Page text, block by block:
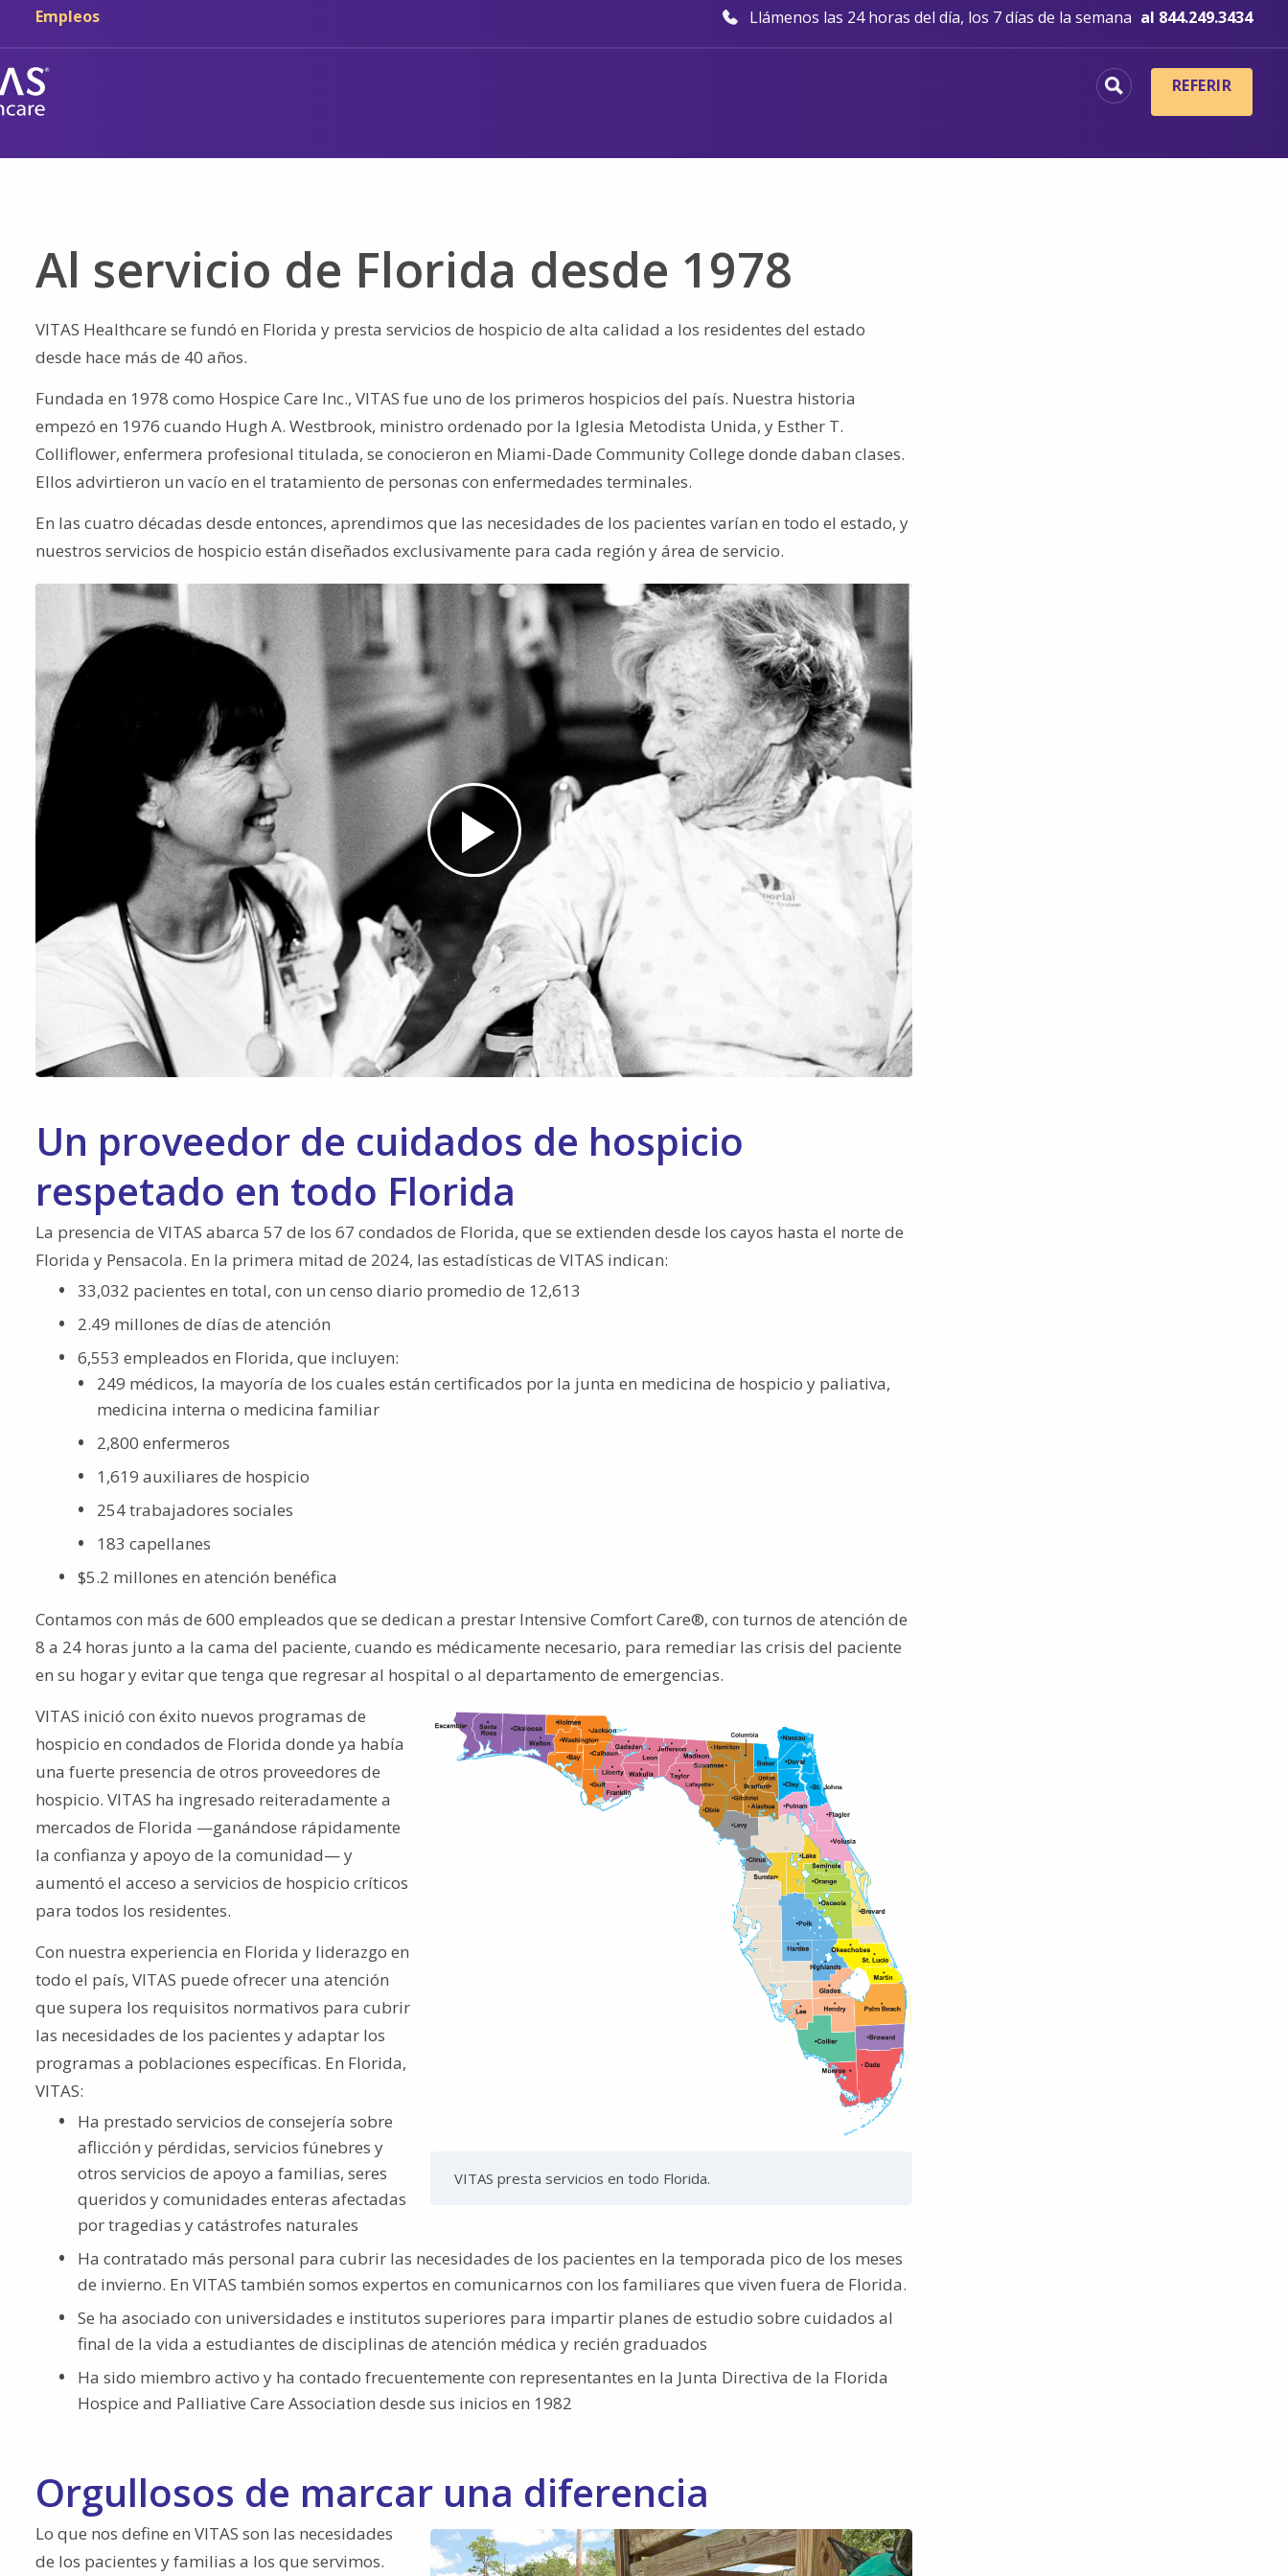
Ir al contenido principal
Ir a navegación
Empleos Llámenos las 24 horas del día, los 7 días de la semana al 844.249.3434
REFERIR
Al servicio de Florida desde 1978
VITAS Healthcare se fundó en Florida y presta servicios de hospicio de alta calidad a los residentes del estado
desde hace más de 40 años.
Fundada en 1978 como Hospice Care Inc., VITAS fue uno de los primeros hospicios del país. Nuestra historia
empezó en 1976 cuando Hugh A. Westbrook, ministro ordenado por la Iglesia Metodista Unida, y Esther T.
Colliflower, enfermera profesional titulada, se conocieron en Miami-Dade Community College donde daban clases.
Ellos advirtieron un vacío en el tratamiento de personas con enfermedades terminales.
En las cuatro décadas desde entonces, aprendimos que las necesidades de los pacientes varían en todo el estado, y
nuestros servicios de hospicio están diseñados exclusivamente para cada región y área de servicio.
Play
Video
Un proveedor de cuidados de hospicio
respetado en todo Florida
La presencia de VITAS abarca 57 de los 67 condados de Florida, que se extienden desde los cayos hasta el norte de
Florida y Pensacola. En la primera mitad de 2024, las estadísticas de VITAS indican:
33,032 pacientes en total, con un censo diario promedio de 12,613
2.49 millones de días de atención
6,553 empleados en Florida, que incluyen:
249 médicos, la mayoría de los cuales están certificados por la junta en medicina de hospicio y paliativa,
medicina interna o medicina familiar
2,800 enfermeros
1,619 auxiliares de hospicio
254 trabajadores sociales
183 capellanes
$5.2 millones en atención benéfica
Contamos con más de 600 empleados que se dedican a prestar Intensive Comfort Care®, con turnos de atención de
8 a 24 horas junto a la cama del paciente, cuando es médicamente necesario, para remediar las crisis del paciente
en su hogar y evitar que tenga que regresar al hospital o al departamento de emergencias.
VITAS presta servicios en todo Florida.
VITAS inició con éxito nuevos programas de
hospicio en condados de Florida donde ya había
una fuerte presencia de otros proveedores de
hospicio. VITAS ha ingresado reiteradamente a
mercados de Florida —ganándose rápidamente
la confianza y apoyo de la comunidad— y
aumentó el acceso a servicios de hospicio críticos
para todos los residentes.
Con nuestra experiencia en Florida y liderazgo en
todo el país, VITAS puede ofrecer una atención
que supera los requisitos normativos para cubrir
las necesidades de los pacientes y adaptar los
programas a poblaciones específicas. En Florida,
VITAS:
Ha prestado servicios de consejería sobre
aflicción y pérdidas, servicios fúnebres y
otros servicios de apoyo a familias, seres
queridos y comunidades enteras afectadas
por tragedias y catástrofes naturales
Ha contratado más personal para cubrir las necesidades de los pacientes en la temporada pico de los meses
de invierno. En VITAS también somos expertos en comunicarnos con los familiares que viven fuera de Florida.
Se ha asociado con universidades e institutos superiores para impartir planes de estudio sobre cuidados al
final de la vida a estudiantes de disciplinas de atención médica y recién graduados
Ha sido miembro activo y ha contado frecuentemente con representantes en la Junta Directiva de la Florida
Hospice and Palliative Care Association desde sus inicios en 1982
Orgullosos de marcar una diferencia
Lo que nos define en VITAS son las necesidades
de los pacientes y familias a los que servimos.